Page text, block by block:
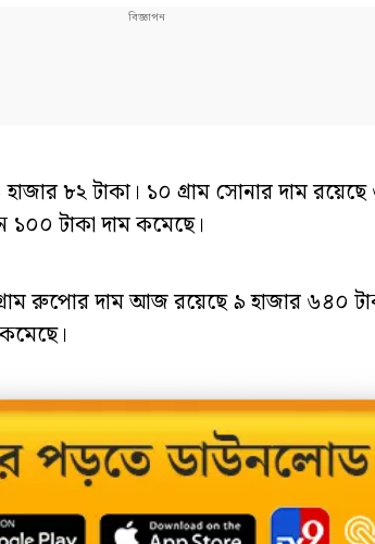
৮২ টাকা। ১০ গ্রাম সোনার দাম
১০০ টাকা দাম কমেছে।
রুপোর দাম আজ রয়েছে ৯ হাজার ৬৪০